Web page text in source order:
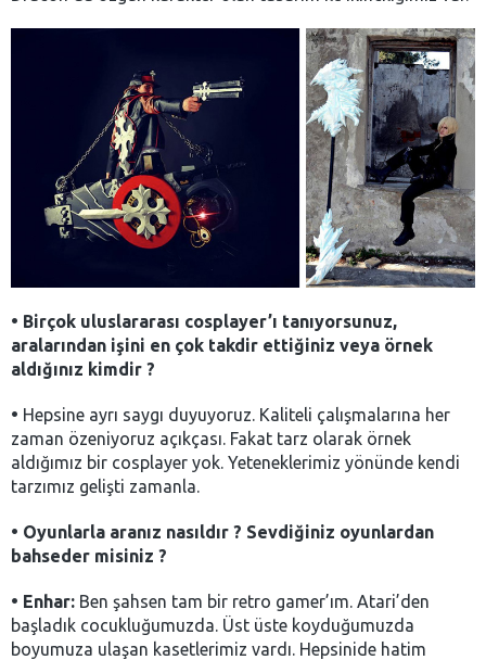
• Birçok uluslararası cosplayer’ı tanıyorsunuz,
aralarından işini en çok takdir ettiğiniz veya örnek
aldığınız kimdir ?
• Hepsine ayrı saygı duyuyoruz. Kaliteli çalışmalarına her
zaman özeniyoruz açıkçası. Fakat tarz olarak örnek
aldığımız bir cosplayer yok. Yeteneklerimiz yönünde kendi
tarzımız gelişti zamanla.
• Oyunlarla aranız nasıldır ? Sevdiğiniz oyunlardan
bahseder misiniz ?
• Enhar: Ben şahsen tam bir retro gamer’ım. Atari’den
başladık cocukluğumuzda. Üst üste koyduğumuzda
boyumuza ulaşan kasetlerimiz vardı. Hepsinide hatim